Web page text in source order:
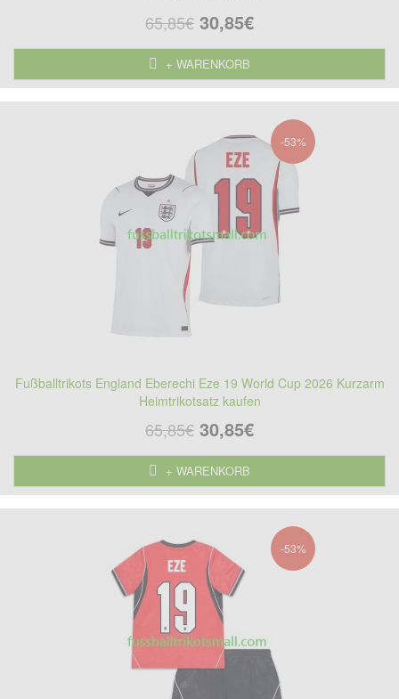
65,85€ 30,85€
+ WARENKORB
-53%
Fußballtrikots England Eberechi Eze 19 World Cup 2026 Kurzarm
Heimtrikotsatz kaufen
65,85€ 30,85€
+ WARENKORB
-53%